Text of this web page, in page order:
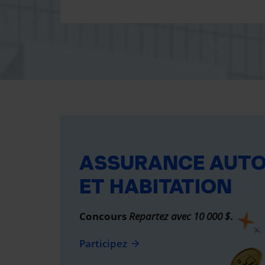
ASSURANCE
ET HABITATION
Concours Repartez avec 10 000 $.
Participez